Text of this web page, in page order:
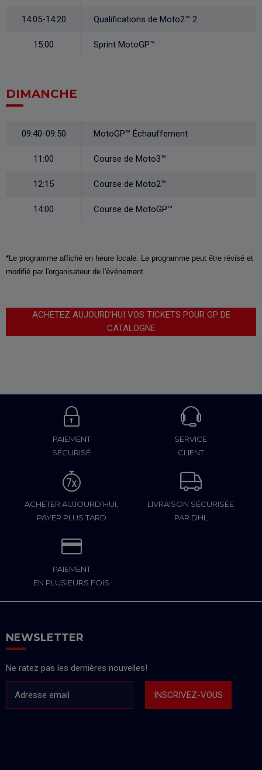
14:05-14:20 Qualifications de Moto2™ 2
15:00 Sprint MotoGP™
DIMANCHE
09:40-09:50 MotoGP™ Échauffement
11:00 Course de Moto3™
12:15 Course de Moto2™
14:00 Course de MotoGP™
*Le programme affiché en heure locale. Le programme peut être révisé et
modifié par l'organisateur de l'événement.
ACHETEZ AUJOURD'HUI VOS TICKETS POUR GP DE
CATALOGNE
PAIEMENT
SÉCURISÉ
SERVICE
CLIENT
ACHETER AUJOURD’HUI,
PAYER PLUS TARD
LIVRAISON SÉCURISÉE
PAR DHL
PAIEMENT
EN PLUSIEURS FOIS
NEWSLETTER
Ne ratez pas les dernières nouvelles!
Adresse email INSCRIVEZ-VOUS